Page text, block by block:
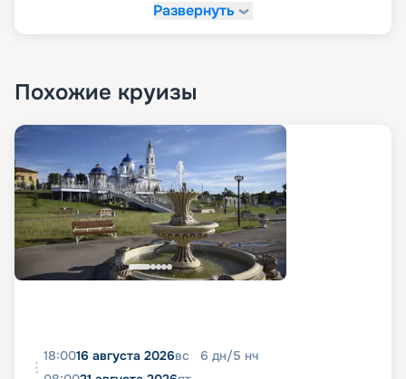
Развернуть
Похожие круизы
18:0016 августа 2026вс 6 дн/5 нч